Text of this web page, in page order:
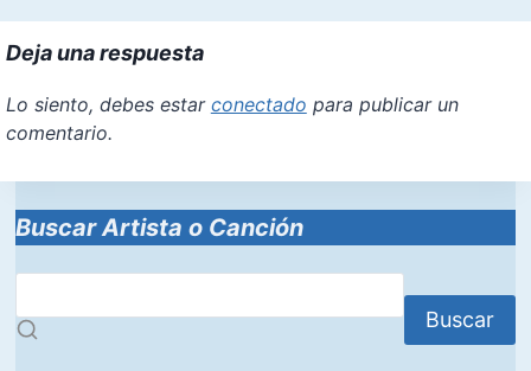
Deja una respuesta
Lo siento, debes estar conectado para publicar un
comentario.
Buscar Artista o Canción
Buscar